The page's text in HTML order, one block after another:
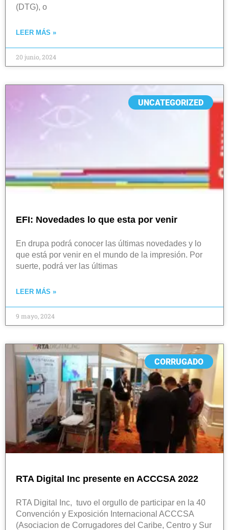
(DTG), o
LEER MÁS »
20 junio, 2024
UNCATEGORIZED
EFI: Novedades lo que esta por venir
En drupa podrá conocer las últimas novedades y lo
que está por venir en el mundo de la impresión. Por
suerte, podrá ver las últimas
LEER MÁS »
9 mayo, 2024
CORRUGADO
RTA Digital Inc presente en ACCCSA 2022
RTA Digital Inc, tuvo el orgullo de participar en la 40
Convención y Exposición Internacional ACCCSA
(Asociacion de Corrugadores del Caribe, Centro y Sur